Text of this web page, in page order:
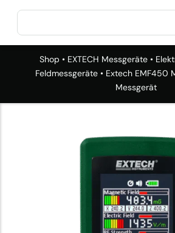
Shop • EXTECH Messgeräte•
Feldmessgeräte • Extech EMF450
Messgerät